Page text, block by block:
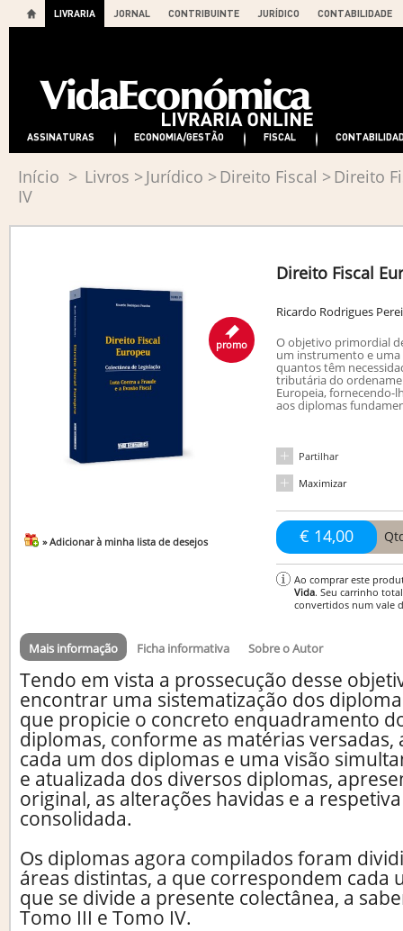
LIVRARIA JORNAL CONTRIBUINTE JURÍDICO CONTABILIDADE
ASSINATURAS ECONOMIA/GESTÃO FISCAL
Início > Livros >Jurídico >Direito Fiscal >Direito
IV
promo
» Adicionar à minha lista de desejos
Direito Fiscal
Ricardo Rodrigues
O objetivo primordial
um instrumento e
quantos têm
tributária do
Europeia, fornecendo-
aos diplomas
Partilhar
Maximizar
€ 14,00
Ao comprar este
Vida. Seu carrinho
convertidos num vale
Mais informação Ficha informativa Sobre o Autor
Tendo em vista a prossecução desse
encontrar uma sistematização dos
que propicie o concreto enquadramento
diplomas, conforme as matérias versadas,
cada um dos diplomas e uma visão
e atualizada dos diversos diplomas,
original, as alterações havidas e a
consolidada.
Os diplomas agora compilados foram
áreas distintas, a que correspondem cada
que se divide a presente colectânea, a
Tomo III e Tomo IV.